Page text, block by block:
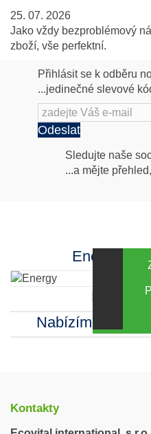
25. 07. 2026
Jako vždy bezproblémový
zboží, vše perfektní.
Přihlásit se k odběru
...jedinečné slevové
Odeslat
Sledujte naše
...a mějte
Energy za
Nabízíme
Kontakty